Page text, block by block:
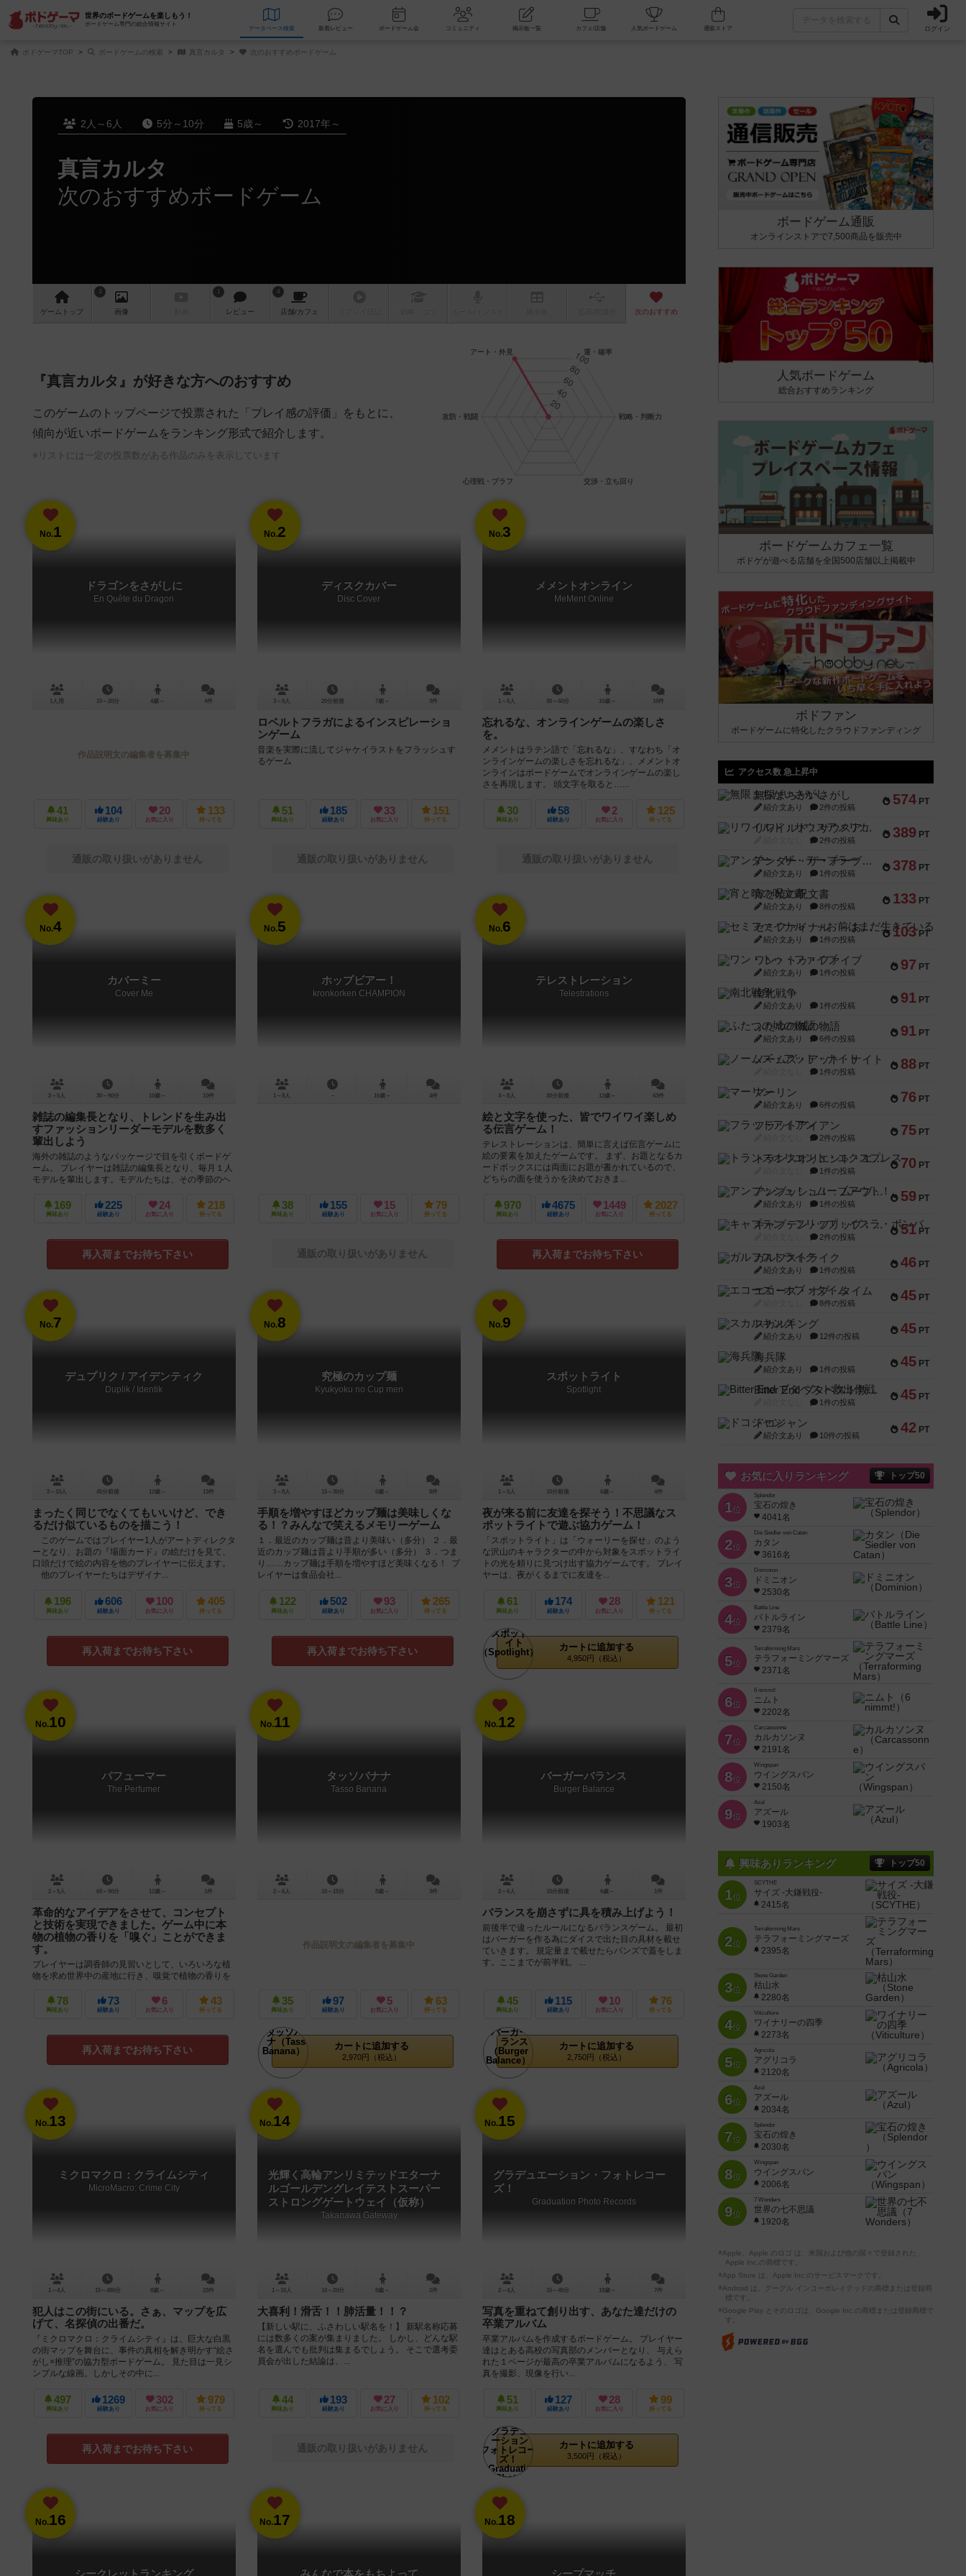
世界のボードゲームを楽しもう！
ボードゲーム専門の総合情報サイト
データベース 検索 新着レビュー ボードゲーム会 コミュニティ 掲示板一覧 カフェ/店舗 人気ボードゲーム ログイン
ボドゲーマTOP ボードゲームの検索 真言カルタ 次のおすすめボードゲーム
2人～6人 5分～10分 5歳～ 2017年～
真言カルタ
次のおすすめボードゲーム
ゲーム トップ
3
画像
1
レビュー
4
店舗/カフェ 次のおすすめ
『真言カルタ』が好きな方へのおすすめ
このゲームのトップページで投票された「プレイ感の評価」をもとに、
傾向が近いボードゲームをランキング形式で紹介します。
※リストには一定の投票数がある作品のみを表示しています
No.1
ドラゴンをさがしに
En Quête du Dragon
1人用 10～20分 4歳～ 4件
作品説明文の編集者を募集中
41
興味あり
104
経験あり
20
お気に入り
133
持ってる
通販の取り扱いがありません
No.2
ディスクカバー
Disc Cover
3～8人 20分前後 7歳～ 3件
ロベルトフラガによるインスピレーショ
ンゲーム
音楽を実際に流してジャケイラストをフラッシュす
るゲーム
51
興味あり
185
経験あり
33
お気に入り
151
持ってる
通販の取り扱いがありません
No.3
メメントオンライン
MeMent Online
1～5人 30～60分 10歳～ 10件
忘れるな、オンラインゲームの楽しさ
を。
メメントはラテン語で「忘れるな」、すなわち「オ
ンラインゲームの楽しさを忘れるな」、メメントオ
ンラインはボードゲームでオンラインゲームの楽し
さを再現します。 頭文字を取ると…...
30
興味あり
58
経験あり
2
お気に入り
125
持ってる
通販の取り扱いがありません
No.4
カバーミー
Cover Me
2～5人 30～90分 10歳～ 10件
雑誌の編集長となり、トレンドを生み出
すファッションリーダーモデルを数多く
輩出しよう
海外の雑誌のようなパッケージで目を引くボードゲ
ーム。 プレイヤーは雑誌の編集長となり、毎月１人
モデルを輩出します。モデルたちは、その季節のヘ
169
興味あり
225
経験あり
24
お気に入り
218
持ってる
再入荷までお待ち下さい
No.5
ホップビアー！
kronkorken CHAMPION
1～8人 － 16歳～ 4件
38
興味あり
155
経験あり
15
お気に入り
79
持ってる
通販の取り扱いがありません
No.6
テレストレーション
Telestrations
4～8人 30分前後 12歳～ 63件
絵と文字を使った、皆でワイワイ楽しめ
る伝言ゲーム！
テレストレーションは、簡単に言えば伝言ゲームに
絵の要素を加えたゲームです。 まず、お題となるカ
ードボックスには両面にお題が書かれているので、
どちらの面を使うかを決めておきま...
970
興味あり
4675
経験あり
1449
お気に入り
2027
持ってる
再入荷までお待ち下さい
No.7
デュプリク / アイデンティク
Duplik / Identik
3～10人 45分前後 12歳～ 13件
まったく同じでなくてもいいけど、でき
るだけ似ているものを描こう！
このゲームではプレイヤー1人がアートディレクタ
ーとなり、お題の『場面カード』の絵だけを見て、
口頭だけで絵の内容を他のプレイヤーに伝えます。
他のプレイヤーたちはデザイナ...
196
興味あり
606
経験あり
100
お気に入り
405
持ってる
再入荷までお待ち下さい
No.8
究極のカップ麺
Kyukyoku no Cup men
3～8人 15～30分 6歳～ 8件
手順を増やすほどカップ麺は美味しくな
る！？みんなで笑えるメモリーゲーム
１．最近のカップ麺は昔より美味い（多分） ２．最
近のカップ麺は昔より手順が多い（多分） ３．つま
り……カップ麺は手順を増やすほど美味くなる！ プ
レイヤーは食品会社...
122
興味あり
502
経験あり
93
お気に入り
265
持ってる
再入荷までお待ち下さい
No.9
スポットライト
Spotlight
1～5人 15分前後 6歳～ 4件
夜が来る前に友達を探そう！不思議なス
ポットライトで遊ぶ協力ゲーム！
「スポットライト」は「ウォーリーを探せ」のよう
な沢山のキャラクターの中から対象をスポットライ
トの光を頼りに見つけ出す協力ゲームです。 プレイ
ヤーは、夜がくるまでに友達を...
61
興味あり
174
経験あり
28
お気に入り
121
持ってる
カートに追加する
4,950円（税込）
No.10
パフューマー
The Perfumer
2～5人 60～90分 12歳～ 1件
革命的なアイデアをさせて、コンセプト
と技術を実現できました。ゲーム中に本
物の植物の香りを「嗅ぐ」ことができま
す。
プレイヤーは調香師の見習いとして、いろいろな植
物を求め世界中の産地に行き、嗅覚で植物の香りを
を調合したり、嗅覚だけで、代...
78
興味あり
73
経験あり
6
お気に入り
43
持ってる
再入荷までお待ち下さい
No.11
タッソバナナ
Tasso Banana
2～6人 10～15分 8歳～ 3件
作品説明文の編集者を募集中
35
興味あり
97
経験あり
5
お気に入り
63
持ってる
カートに追加する
2,970円（税込）
No.12
バーガーバランス
Burger Balance
2～6人 15分前後 6歳～ 1件
バランスを崩さずに具を積み上げよう！
前後半で違ったルールになるバランスゲーム。 最初
はバーガーを作る為にダイスで出た目の具材を載せ
ていきます。 規定量まで載せたらバンズで蓋をしま
す。ここまでが前半戦。 ...
45
興味あり
115
経験あり
10
お気に入り
76
持ってる
カートに追加する
2,750円（税込）
No.13
ミクロマクロ：クライムシティ
MicroMacro: Crime City
1～4人 15～480分 8歳～ 23件
犯人はこの街にいる。さぁ、マップを広
げて、名探偵の出番だ。
『ミクロマクロ：クライムシティ』は、巨大な白黒
の街マップを舞台に、事件の真相を解き明かす“絵さ
がし×推理”の協力型ボードゲーム。 見た目は一見シ
ンプルな線画。しかしその中に...
497
興味あり
1269
経験あり
302
お気に入り
979
持ってる
再入荷までお待ち下さい
No.14
光輝く高輪アンリミテッドエターナ
ルゴールデングレイテストスーパー
ストロングゲートウェイ（仮称）
Takanawa Gateway
1～10人 10～20分 8歳～ 2件
大喜利！滑舌！！肺活量！！？
【新しい駅に、ふさわしい駅名を！】 新駅名称応募
には数多くの案が集まりました。 しかし、どんな駅
名を選んでも批判は集まるでしょう。 そこで選考委
員会が出した結論は、...
44
興味あり
193
経験あり
27
お気に入り
102
持ってる
通販の取り扱いがありません
No.15
グラデュエーション・フォトレコー
ズ！
Graduation Photo Records
2～4人 15～45分 18歳～ 7件
写真を重ねて創り出す、あなた達だけの
卒業アルバム
卒業アルバムを作成するボードゲーム。 プレイヤー
達はとある高校の写真部のメンバーとなり、 与えら
れた１ページが最高の卒業アルバムになるよう、 写
真を撮影、現像を行い...
51
興味あり
127
経験あり
28
お気に入り
99
持ってる
カートに追加する
3,500円（税込）
No.16 No.17 No.18
ボードゲーム通販
オンラインストアで7,500商品を販売中
人気ボードゲーム
総合おすすめランキング
ボードゲームカフェ一覧
ボドゲが遊べる店舗を全国500店舗以上掲載中
ボドファン
ボードゲームに特化したクラウドファンディング
アクセス数 急上昇中
574 PT
無限まちがいさがし
紹介文あり 2件の投稿
389 PT
リワイルド：サウスアメリカ
2件の投稿
378 PT
アンダー・ザ・テーブラー
紹介文あり 1件の投稿
133 PT
宵と暁の呪文書
紹介文あり 8件の投稿
103 PT
セミファイナル ～お前はまだ生きている～
紹介文あり 1件の投稿
97 PT
ワン・トゥ・ファイブ
紹介文あり 1件の投稿
91 PT
南北戦争
紹介文あり 1件の投稿
91 PT
ふたつの城の物語
紹介文あり 6件の投稿
88 PT
ノームズ・アット・ナイト
1件の投稿
76 PT
マーリン
紹介文あり 6件の投稿
75 PT
フラットアイアン
2件の投稿
70 PT
トランスオリエント・エクスプレス
1件の投稿
59 PT
アンブッシュ！：ムーブアウト！
紹介文あり 1件の投稿
51 PT
キャプテン・フリップ：イスラ・ボンバ
2件の投稿
46 PT
ガルフストライク
紹介文あり 1件の投稿
45 PT
エコーズ・オブ・タイム
8件の投稿
45 PT
スカルキング
紹介文あり 12件の投稿
45 PT
海兵隊
紹介文あり 1件の投稿
45 PT
Bitter End ブタペスト救出作戦
1件の投稿
42 PT
ドコジャン
紹介文あり 10件の投稿
お気に入りランキング トップ50
1位
Splendor
宝石の煌き
4041名
2位
Die Siedler von Catan
カタン
3616名
3位
Dominion
ドミニオン
2530名
4位
Battle Line
バトルライン
2379名
5位
Terraforming Mars
テラフォーミングマーズ
2371名
6位
6 nimmt!
ニムト
2202名
7位
Carcassonne
カルカソンヌ
2191名
8位
Wingspan
ウイングスパン
2150名
9位
Azul
アズール
1903名
興味ありランキング トップ50
1位
SCYTHE
サイズ -大鎌戦役-
2415名
2位
Terraforming Mars
テラフォーミングマーズ
2395名
3位
Stone Garden
枯山水
2280名
4位
Viticulture
ワイナリーの四季
2273名
5位
Agricola
アグリコラ
2120名
6位
Azul
アズール
2034名
7位
Splendor
宝石の煌き
2030名
8位
Wingspan
ウイングスパン
2006名
9位
7 Wonders
世界の七不思議
1920名
※Apple、Apple のロゴ は、米国および他の国々で登録された
Apple Inc.の商標です。
※App Store は、Apple Inc.のサービスマークです。
※Android は、グーグル インコーポレイテッドの商標または登録商
標です。
※Google Play とそのロゴは、Google Inc.の商標または登録商標で
す。